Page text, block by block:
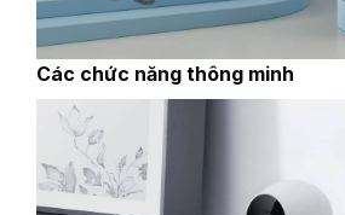
‎Các chức năng thông minh